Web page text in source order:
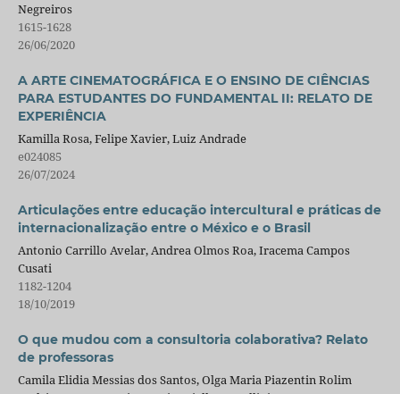
Negreiros
1615-1628
26/06/2020
A ARTE CINEMATOGRÁFICA E O ENSINO DE CIÊNCIAS
PARA ESTUDANTES DO FUNDAMENTAL II: RELATO DE
EXPERIÊNCIA
Kamilla Rosa, Felipe Xavier, Luiz Andrade
e024085
26/07/2024
Articulações entre educação intercultural e práticas de
internacionalização entre o México e o Brasil
Antonio Carrillo Avelar, Andrea Olmos Roa, Iracema Campos
Cusati
1182-1204
18/10/2019
O que mudou com a consultoria colaborativa? Relato
de professoras
Camila Elidia Messias dos Santos, Olga Maria Piazentin Rolim